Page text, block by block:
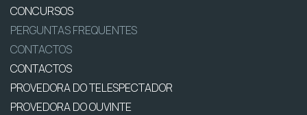
CONCURSOS
PERGUNTAS FREQUENTES
CONTACTOS
CONTACTOS
PROVEDORA DO TELESPECTADOR
PROVEDORA DO OUVINTE